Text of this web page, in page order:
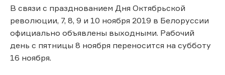
В связи с празднованием Дня Октябрьской
революции, 7, 8, 9 и 10 ноября 2019 в Белоруссии
официально объявлены выходными. Рабочий
день с пятницы 8 ноября переносится на субботу
16 ноября.